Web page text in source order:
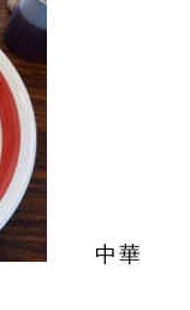
中華